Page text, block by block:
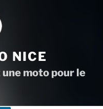
NICE
moto pour le